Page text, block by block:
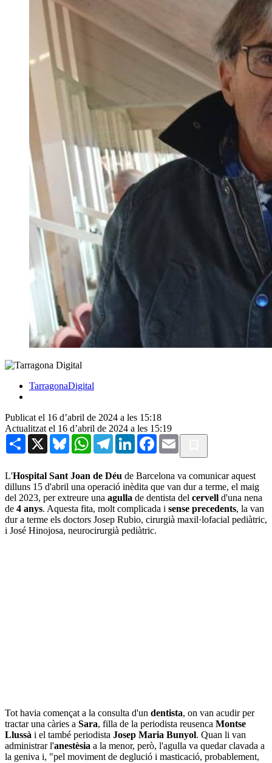
TarragonaDigital
Publicat el 16 d’abril de 2024 a les 15:18
Actualitzat el 16 d’abril de 2024 a les 15:19
Share X BlueskyWhatsAppTelegramLinkedInFacebook
Email
L'Hospital Sant Joan de Déu de Barcelona va comunicar aquest
dilluns 15 d'abril una operació inèdita que van dur a terme, el maig
del 2023, per extreure una agulla de dentista del cervell d'una nena
de 4 anys. Aquesta fita, molt complicada i sense precedents, la van
dur a terme els doctors Josep Rubio, cirurgià maxil·lofacial pediàtric,
i José Hinojosa, neurocirurgià pediàtric.
Tot havia començat a la consulta d'un dentista, on van acudir per
tractar una càries a Sara, filla de la periodista reusenca Montse
Llussà i el també periodista Josep Maria Bunyol. Quan li van
administrar l'anestèsia a la menor, però, l'agulla va quedar clavada a
la geniva i, "pel moviment de deglució i masticació, probablement,